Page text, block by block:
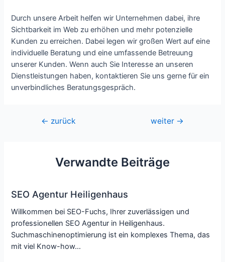
Durch unsere Arbeit helfen wir Unternehmen dabei, ihre
Sichtbarkeit im Web zu erhöhen und mehr potenzielle
Kunden zu erreichen. Dabei legen wir großen Wert auf eine
individuelle Beratung und eine umfassende Betreuung
unserer Kunden. Wenn auch Sie Interesse an unseren
Dienstleistungen haben, kontaktieren Sie uns gerne für ein
unverbindliches Beratungsgespräch.
Beitragsnavigation
← zurück weiter →
Verwandte Beiträge
SEO Agentur Heiligenhaus
Willkommen bei SEO-Fuchs, Ihrer zuverlässigen und
professionellen SEO Agentur in Heiligenhaus.
Suchmaschinenoptimierung ist ein komplexes Thema, das
mit viel Know-how…